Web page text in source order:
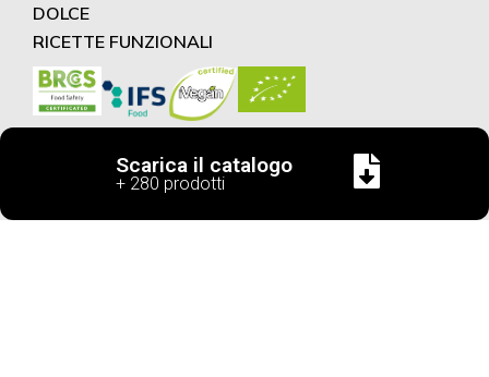
DOLCE
RICETTE FUNZIONALI
Scarica il catalogo
+ 280 prodotti